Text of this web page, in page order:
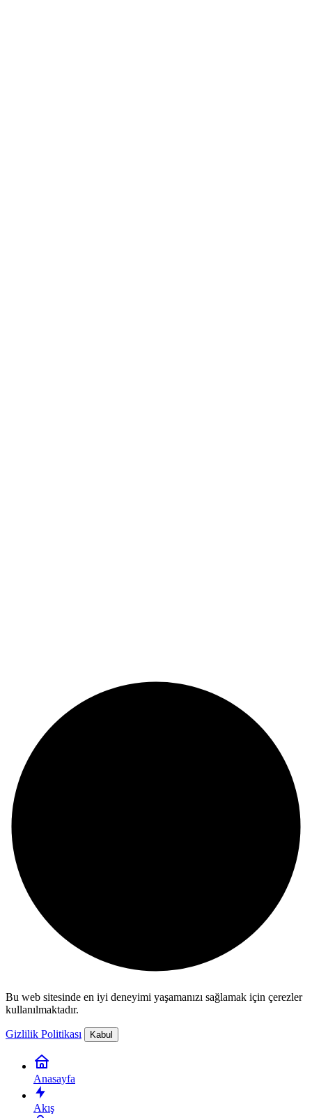
Bu web sitesinde en iyi deneyimi yaşamanızı sağlamak için çerezler
kullanılmaktadır.
Gizlilik Politikası Kabul
Anasayfa
Akış